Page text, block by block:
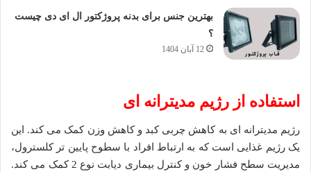
بهترین جنس برای بدنه پروژکتور ال ای دی چیست
؟
12 آبان 1404
استفاده از رژیم مدیترانه ای
رژیم مدیترانه ای به کاهش چربی کبد و کاهش وزن کمک می کند. این
یک رژیم غذایی است که به ارتباط افراد با سطوح پایین تر کلسترول،
مدیریت سطح فشار خون و کنترل بیماری دیابت نوع 2 کمک می کند.